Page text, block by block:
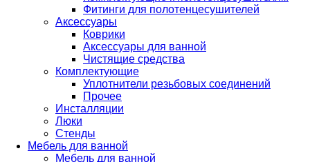
Фитинги для полотенцесушителей
Аксессуары
Коврики
Аксессуары для ванной
Чистящие средства
Комплектующие
Уплотнители резьбовых соединений
Прочее
Инсталляции
Люки
Стенды
Мебель для ванной
Мебель для ванной